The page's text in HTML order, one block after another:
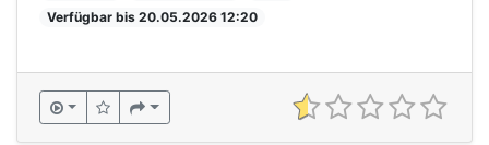
Verfügbar bis 20.05.2026 12:20